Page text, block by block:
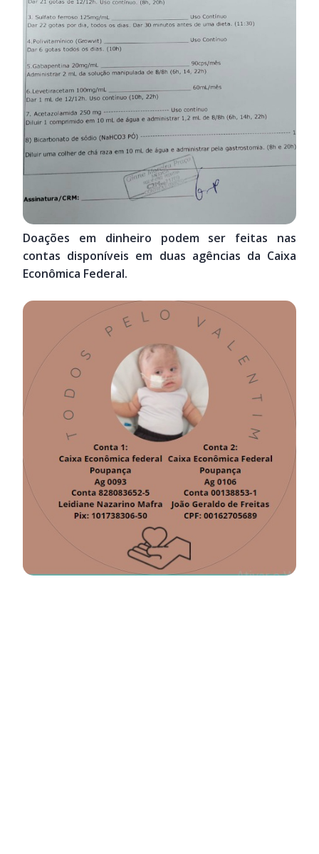
Doações em dinheiro podem ser feitas nas
contas disponíveis em duas agências da Caixa
Econômica Federal.